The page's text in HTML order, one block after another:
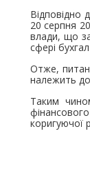
Відповідно
20 серпня
влади, що
сфері
Отже,
належить до
Таким
коригуючої